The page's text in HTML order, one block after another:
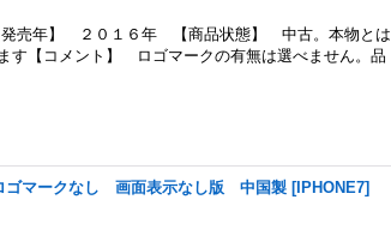
売年】 ２０１６年 【商品状態】 中古。本物とは
す【コメント】 ロゴマークの有無は選べません。品
マークなし 画面表示なし版 中国製 [IPHONE7]